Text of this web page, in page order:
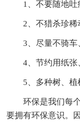
1、不要随地吐
2、不猎杀珍稀
3、尽量不骑
4、节约用纸
5、多种树、植
环保是我们每
要拥有环保意识。